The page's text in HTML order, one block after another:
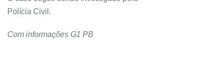
Polícia Civil.
Com informações G1 PB